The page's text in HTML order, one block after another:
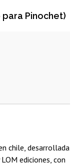
Pinochet)
chile, desarrollada
ediciones, con